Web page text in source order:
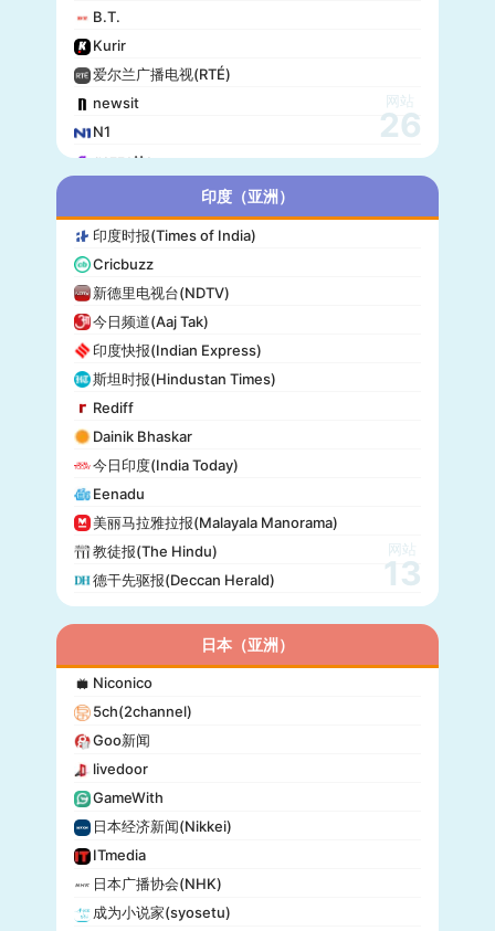
B.T.
Kurir
爱尔兰广播电视(RTÉ)
newsit
N1
gazzetta
赫尔辛基日报(Helsingin Sanomat)
Origo
爱尔兰时报(Irish Times)
独立报(Independent)
MTV Uutiset
24.hu
晚邮报(Aftenposten)
DirBg
阿罗(Alo!)
政治报(Politiken)
24 Chasa
Fakti
网站
26
印度（亚洲）
印度时报(Times of India)
Cricbuzz
新德里电视台(NDTV)
今日频道(Aaj Tak)
印度快报(Indian Express)
斯坦时报(Hindustan Times)
Rediff
Dainik Bhaskar
今日印度(India Today)
Eenadu
美丽马拉雅拉报(Malayala Manorama)
教徒报(The Hindu)
德干先驱报(Deccan Herald)
网站
13
日本（亚洲）
Niconico
5ch(2channel)
Goo新闻
livedoor
GameWith
日本经济新闻(Nikkei)
ITmedia
日本广播协会(NHK)
成为小说家(syosetu)